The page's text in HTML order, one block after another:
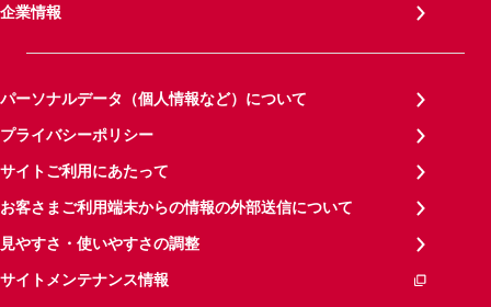
企業情報
パーソナルデータ（個人情報など）について
プライバシーポリシー
サイトご利用にあたって
お客さまご利用端末からの情報の外部送信について
見やすさ・使いやすさの調整
サイトメンテナンス情報